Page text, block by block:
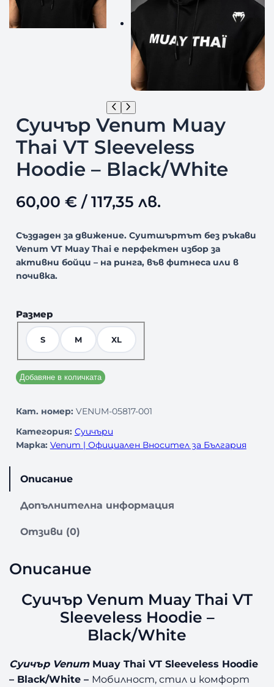
Суичър Venum Muay
Thai VT Sleeveless
Hoodie – Black/White
60,00 €/ 117,35 лв.
Създаден за движение. Суитшъртът без ръкави
Venum VT Muay Thai е перфектен избор за
активни бойци – на ринга, във фитнеса или в
почивка.
Размер
S M XL
Добавяне в количката
Кат. номер: VENUM-05817-001
Категория: Суичъри
Марка: Venum | Официален Вносител за България
Описание
Допълнителна информация
Отзиви (0)
Описание
Суичър Venum Muay Thai VT
Sleeveless Hoodie –
Black/White
Суичър VenumMuay Thai VT Sleeveless Hoodie
– Black/White – Мобилност, стил и комфорт